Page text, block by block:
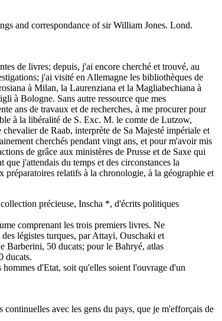
and correspondance of sir William Jones. Lond.
de livres; depuis, j'ai encore cherché et trouvé, au
j'ai visité en Allemagne les bibliothèques de
à Milan, la Laurenziana et la Magliabechiana à
à Bologne. Sans autre ressource que mes
ans de travaux et de recherches, à me procurer pour
à la libéralité de S. Exc. M. le comte de Lutzow,
de Raab, interprète de Sa Majesté impériale et
cherchés pendant vingt ans, et pour m'avoir mis
de grâce aux ministères de Prusse et de Saxe qui
j'attendais du temps et des circonstances la
préparatoires relatifs à la chronologie, à la géographie et
précieuse, Inscha *, d'écrits politiques
comprenant les trois premiers livres. Ne
légistes turques, par Attayi, Ouschaki et
Barberini, 50 ducats; pour le Bahryé, atlas
ducats.
d'Etat, soit qu'elles soient l'ouvrage d'un
continuelles avec les gens du pays, que je m'efforçais de